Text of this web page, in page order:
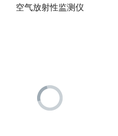
空气放射性监测仪